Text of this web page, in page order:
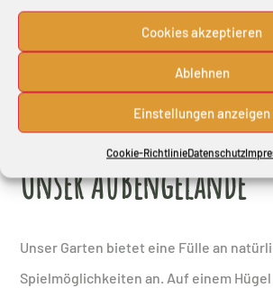
Cookies akzeptieren
Ablehnen
Einstellungen anzeigen
Cookie-RichtlinieDatenschutz
Unser Außengelände
Unser Garten bietet eine Fülle an
Spielmöglichkeiten an. Auf einem Hügel